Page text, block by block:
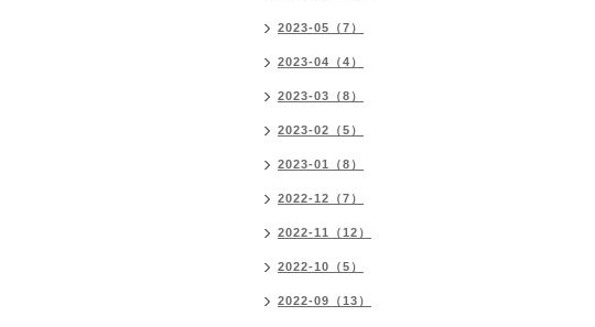
2023-05（7）
2023-04（4）
2023-03（8）
2023-02（5）
2023-01（8）
2022-12（7）
2022-11（12）
2022-10（5）
2022-09（13）